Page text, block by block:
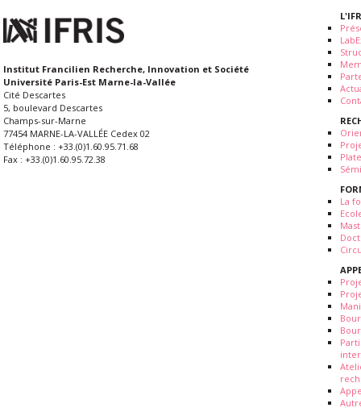
Institut Francilien Recherche, Innovation et Société
Université Paris-Est Marne-la-Vallée
Cité Descartes
5, boulevard Descartes
Champs-sur-Marne
77454 MARNE-LA-VALLÉE Cedex 02
Téléphone : +33.(0)1.60.95.71.68
Fax : +33.(0)1.60.95.72.38
La